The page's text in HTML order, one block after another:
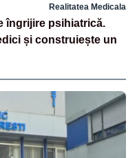
Realitatea Medicala
îngrijire psihiatrică.
și construiește un